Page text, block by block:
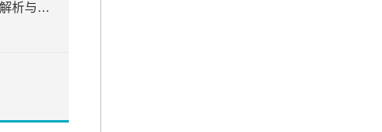
QJB潜水推流器电机烧毁解析与处置